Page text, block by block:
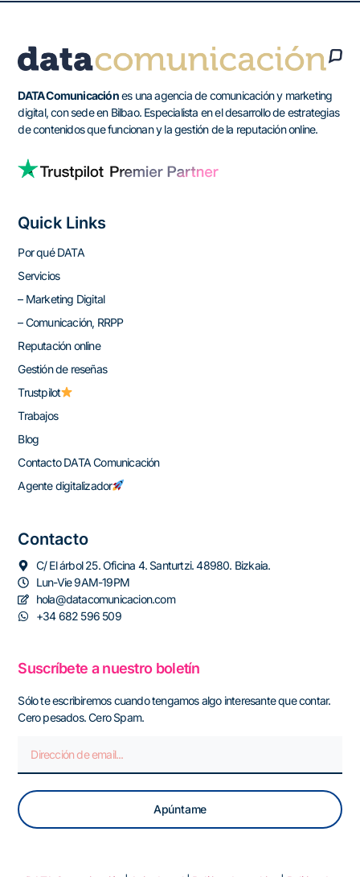
DATA Comunicaciónes una agencia de comunicación y marketing
digital, con sede en Bilbao. Especialista en el desarrollo de estrategias
de contenidos que funcionan y la gestión de la reputación online.
Quick Links
Por qué DATA
Servicios
– Marketing Digital
– Comunicación, RRPP
Reputación online
Gestión de reseñas
Trustpilot
Trabajos
Blog
Contacto DATA Comunicación
Agente digitalizador
Contacto
C/ El árbol 25. Oficina 4. Santurtzi. 48980. Bizkaia.
Lun-Vie 9AM-19PM
hola@datacomunicacion.com
+34 682 596 509
Suscríbete a nuestro boletín
Sólo te escribiremos cuando tengamos algo interesante que contar.
Cero pesados. Cero Spam.
Apúntame